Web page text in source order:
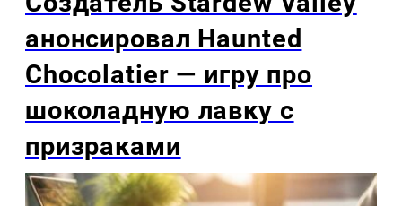
анонсировал Haunted
Chocolatier — игру про
шоколадную лавку с
призраками